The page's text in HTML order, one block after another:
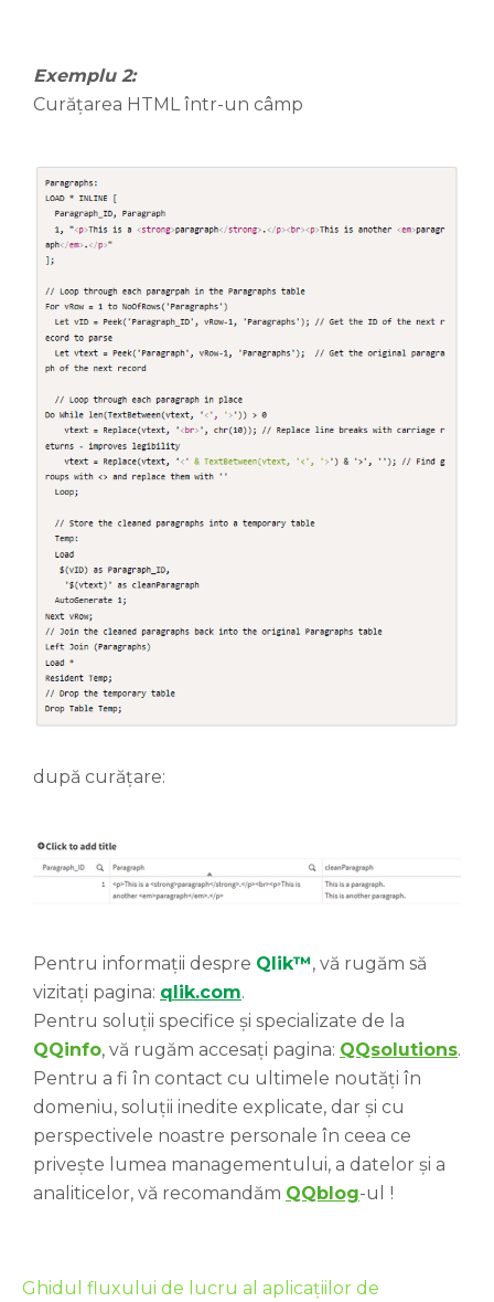
Exemplu 2:
Curățarea HTML într-un câmp
după curățare:
Pentru informații despre Qlik™, vă rugăm să
vizitați pagina: qlik.com.
Pentru soluții specifice și specializate de la
QQinfo, vă rugăm accesați pagina: QQsolutions.
Pentru a fi în contact cu ultimele noutăți în
domeniu, soluții inedite explicate, dar și cu
perspectivele noastre personale în ceea ce
privește lumea managementului, a datelor și a
analiticelor, vă recomandăm QQblog-ul !
Ghidul fluxului de lucru al aplicațiilor de